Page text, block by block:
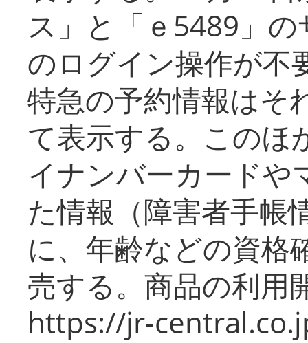
ス」と「ｅ5489」
のログイン操作が不
特急の予約情報はそ
て表示する。このほ
イナンバーカードや
た情報（障害者手帳
に、年齢などの資格
売する。商品の利用
https://jr-